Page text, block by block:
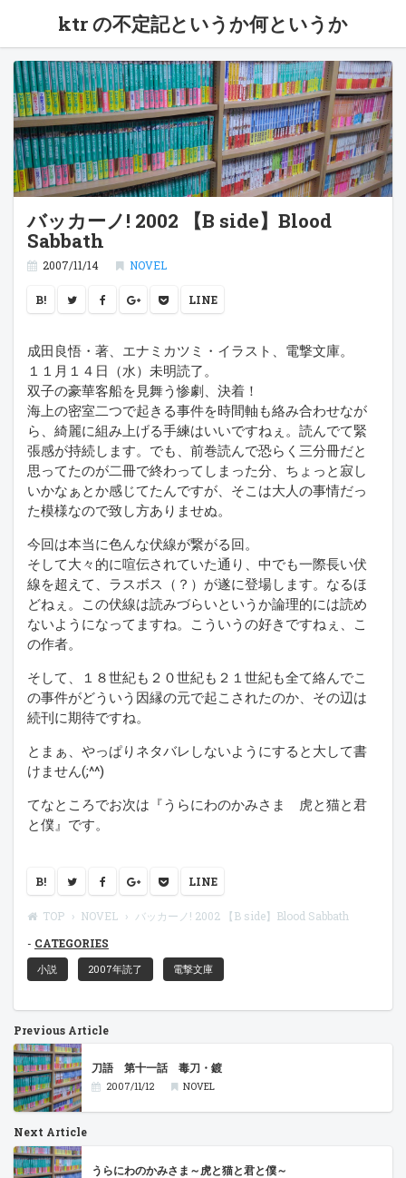
ktr の不定記というか何というか
バッカーノ! 2002 【B side】Blood
Sabbath
2007/11/14 NOVEL
B! LINE
成田良悟・著、エナミカツミ・イラスト、電撃文庫。
１１月１４日（水）未明読了。
双子の豪華客船を見舞う惨劇、決着！
海上の密室二つで起きる事件を時間軸も絡み合わせなが
ら、綺麗に組み上げる手練はいいですねぇ。読んでて緊
張感が持続します。でも、前巻読んで恐らく三分冊だと
思ってたのが二冊で終わってしまった分、ちょっと寂し
いかなぁとか感じてたんですが、そこは大人の事情だっ
た模様なので致し方ありませぬ。
今回は本当に色んな伏線が繋がる回。
そして大々的に喧伝されていた通り、中でも一際長い伏
線を超えて、ラスボス（？）が遂に登場します。なるほ
どねぇ。この伏線は読みづらいというか論理的には読め
ないようになってますね。こういうの好きですねぇ、こ
の作者。
そして、１８世紀も２０世紀も２１世紀も全て絡んでこ
の事件がどういう因縁の元で起こされたのか、その辺は
続刊に期待ですね。
とまぁ、やっぱりネタバレしないようにすると大して書
けません(;^^)
てなところでお次は『うらにわのかみさま 虎と猫と君
と僕』です。
B! LINE
TOP NOVEL
バッカーノ! 2002 【B side】Blood Sabbath
CATEGORIES
小説 2007年読了 電撃文庫
Previous Article
刀語 第十一話 毒刀・鍍
2007/11/12 NOVEL
Next Article
うらにわのかみさま～虎と猫と君と僕～